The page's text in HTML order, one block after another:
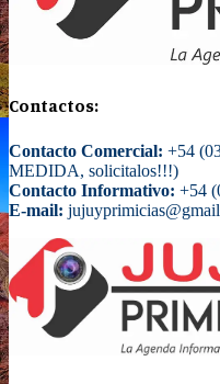
Contactos:
Contacto Comercial: +54
MEDIDA, solicitalos!!!)
Contacto Informativo: +54
E-mail: